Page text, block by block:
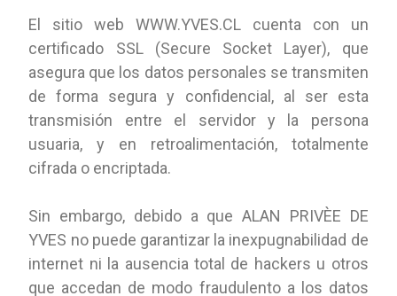
El sitio web WWW.YVES.CL cuenta con un
certificado SSL (Secure Socket Layer), que
asegura que los datos personales se transmiten
de forma segura y confidencial, al ser esta
transmisión entre el servidor y la persona
usuaria, y en retroalimentación, totalmente
cifrada o encriptada.
Sin embargo, debido a que ALAN PRIVÈE DE
YVES no puede garantizar la inexpugnabilidad de
internet ni la ausencia total de hackers u otros
que accedan de modo fraudulento a los datos